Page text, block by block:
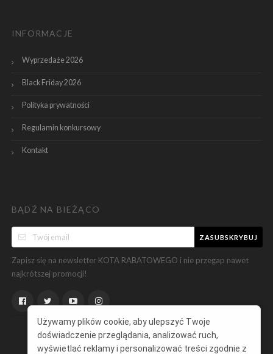
INFORMACJE
Wyprzedaże 2026
Black Friday 2026
Polityka prywatności
Regulamin konkursowy
Kontakt
BĄDŹ NA BIEŻĄCO
ZASUBSKRYBUJ
Zapisz się na newsletter KOTA RABATOWEGO i nie przegap nawet
najkrótszej promocji!
Używamy plików cookie, aby ulepszyć Twoje
doświadczenie przeglądania, analizować ruch,
wyświetlać reklamy i personalizować treści zgodnie z